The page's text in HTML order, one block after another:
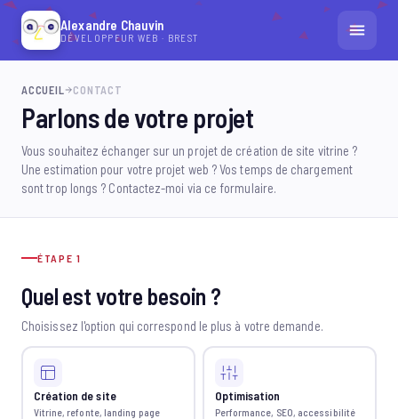
Alexandre Chauvin
DÉVELOPPEUR WEB · BREST
RÉALISATIONS
CONTACT
ACCUEIL CONTACT
Parlons devotre projet
Vous souhaitez échanger sur un projet de création de site vitrine ?
Une estimation pour votre projet web ? Vos temps de chargement
sont trop longs ? Contactez-moi via ce formulaire.
ÉTAPE 1
Quel est votre besoin ?
Choisissez l'option qui correspond le plus à votre demande.
Création de site
Vitrine, refonte, landing page
Optimisation
Performance, SEO, accessibilité